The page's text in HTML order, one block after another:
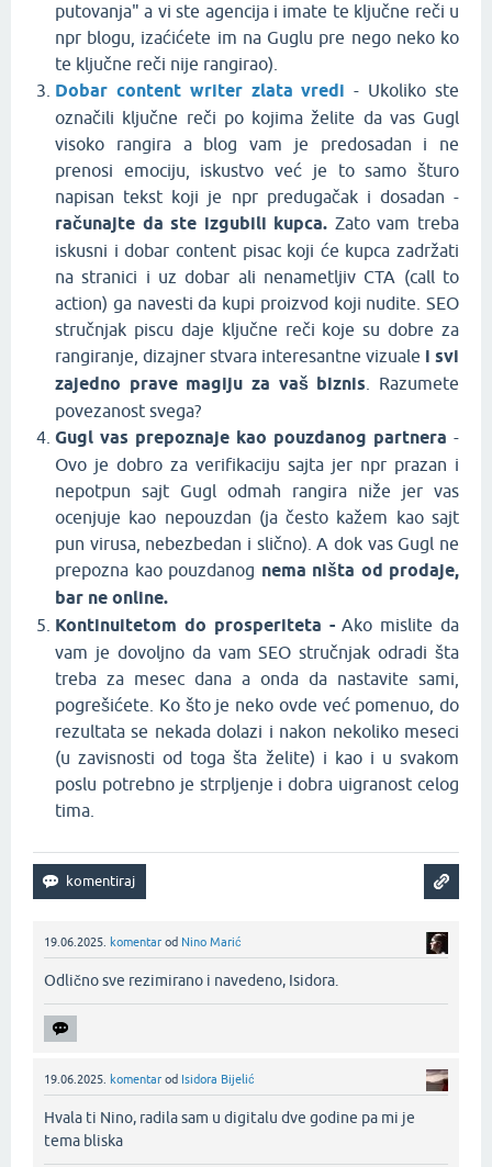
putovanja" a vi ste agencija i imate te ključne reči u
npr blogu, izaćićete im na Guglu pre nego neko ko
te ključne reči nije rangirao).
Dobar content writer zlata vredi - Ukoliko ste
označili ključne reči po kojima želite da vas Gugl
visoko rangira a blog vam je predosadan i ne
prenosi emociju, iskustvo već je to samo šturo
napisan tekst koji je npr predugačak i dosadan -
računajte da ste izgubili kupca. Zato vam treba
iskusni i dobar content pisac koji će kupca zadržati
na stranici i uz dobar ali nenametljiv CTA (call to
action) ga navesti da kupi proizvod koji nudite. SEO
stručnjak piscu daje ključne reči koje su dobre za
rangiranje, dizajner stvara interesantne vizuale i svi
zajedno prave magiju za vaš biznis . Razumete
povezanost svega?
Gugl vas prepoznaje kao pouzdanog partnera -
Ovo je dobro za verifikaciju sajta jer npr prazan i
nepotpun sajt Gugl odmah rangira niže jer vas
ocenjuje kao nepouzdan (ja često kažem kao sajt
pun virusa, nebezbedan i slično). A dok vas Gugl ne
prepozna kao pouzdanog nema ništa od prodaje,
bar ne online.
Kontinuitetom do prosperiteta -Ako mislite da
vam je dovoljno da vam SEO stručnjak odradi šta
treba za mesec dana a onda da nastavite sami,
pogrešićete. Ko što je neko ovde već pomenuo, do
rezultata se nekada dolazi i nakon nekoliko meseci
(u zavisnosti od toga šta želite) i kao i u svakom
poslu potrebno je strpljenje i dobra uigranost celog
tima.
19.06.2025. komentar od Nino Marić
Odlično sve rezimirano i navedeno, Isidora.‌
19.06.2025. komentar od Isidora Bijelić
Hvala ti Nino, radila sam u digitalu dve godine pa mi je
tema bliska‌